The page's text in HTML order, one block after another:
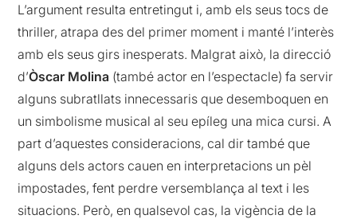
L’argument resulta entretingut i, amb els seus tocs de
thriller, atrapa des del primer moment i manté l’interès
amb els seus girs inesperats. Malgrat això, la direcció
d’Òscar Molina (també actor en l’espectacle) fa servir
alguns subratllats innecessaris que desemboquen en
un simbolisme musical al seu epíleg una mica cursi. A
part d’aquestes consideracions, cal dir també que
alguns dels actors cauen en interpretacions un pèl
impostades, fent perdre versemblança al text i les
situacions. Però, en qualsevol cas, la vigència de la